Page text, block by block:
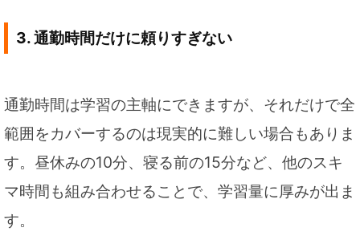
3. 通勤時間だけに頼りすぎない
通勤時間は学習の主軸にできますが、それだけで全
範囲をカバーするのは現実的に難しい場合もありま
す。昼休みの10分、寝る前の15分など、他のスキ
マ時間も組み合わせることで、学習量に厚みが出ま
す。